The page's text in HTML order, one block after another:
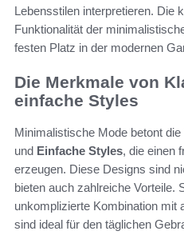
Lebensstilen interpretieren. Die
Funktionalität der
festen Platz in der modernen
Die Merkmale von
einfache Styles
Minimalistische Mode betont
und Einfache Styles, die einen
erzeugen. Diese Designs sind
bieten auch zahlreiche Vorteile.
unkomplizierte Kombination mit
sind ideal für den täglichen